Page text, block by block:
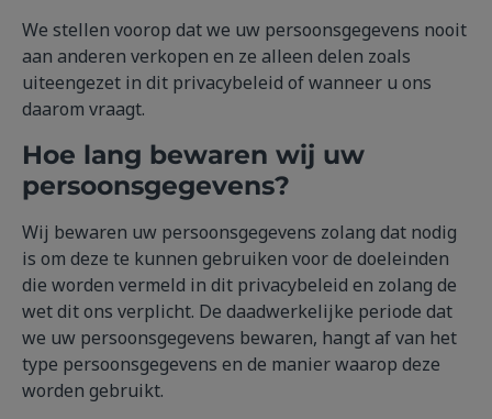
We stellen voorop dat we uw persoonsgegevens nooit
aan anderen verkopen en ze alleen delen zoals
uiteengezet in dit privacybeleid of wanneer u ons
daarom vraagt.
Hoe lang bewaren wij uw
persoonsgegevens?
Wij bewaren uw persoonsgegevens zolang dat nodig
is om deze te kunnen gebruiken voor de doeleinden
die worden vermeld in dit privacybeleid en zolang de
wet dit ons verplicht. De daadwerkelijke periode dat
we uw persoonsgegevens bewaren, hangt af van het
type persoonsgegevens en de manier waarop deze
worden gebruikt.